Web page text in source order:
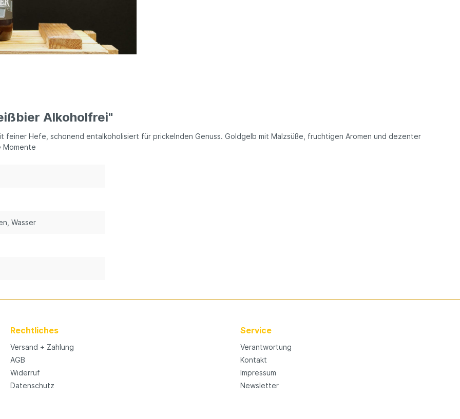
Alkoholfrei"
feiner Hefe, schonend entalkoholisiert für prickelnden Genuss. Goldgelb mit Malzsüße, fruchtigen Aromen und dezenter
Momente
, Wasser
Rechtliches
Versand + Zahlung
AGB
Widerruf
Datenschutz
Service
Verantwortung
Kontakt
Impressum
Newsletter